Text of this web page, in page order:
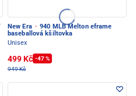
New Era · 940 MLB Melton eframe
baseballová kšiltovka
Unisex
499 Kč -47 %
949 Kč